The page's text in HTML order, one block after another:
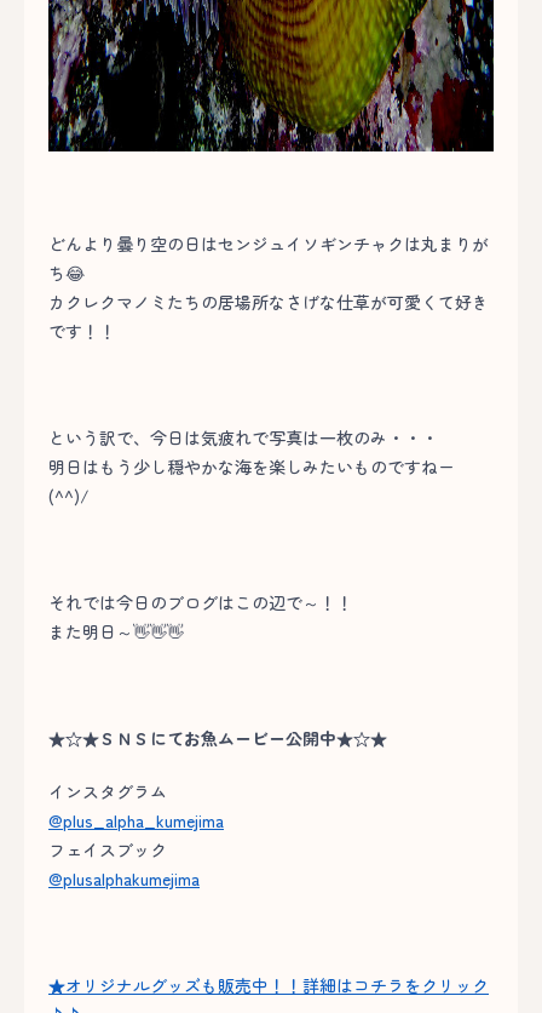
どんより曇り空の日はセンジュイソギンチャクは丸まりが
ち😂
カクレクマノミたちの居場所なさげな仕草が可愛くて好き
です！！
という訳で、今日は気疲れで写真は一枚のみ・・・
明日はもう少し穏やかな海を楽しみたいものですねー
(^^)/
それでは今日のブログはこの辺で～！！
また明日～👋👋👋
★☆★ＳＮＳにてお魚ムービー公開中★☆★
インスタグラム
@plus_alpha_kumejima
フェイスブック
@plusalphakumejima
★オリジナルグッズも販売中！！詳細はコチラをクリック